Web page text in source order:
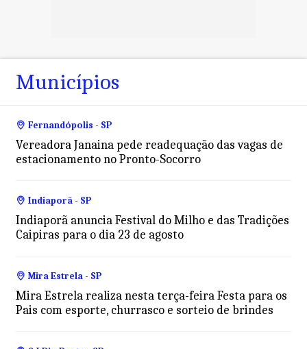
Municípios
Fernandópolis - SP
Vereadora Janaina pede readequação das vagas de
estacionamento no Pronto-Socorro
Indiaporã - SP
Indiaporã anuncia Festival do Milho e das Tradições
Caipiras para o dia 23 de agosto
Mira Estrela - SP
Mira Estrela realiza nesta terça-feira Festa para os
Pais com esporte, churrasco e sorteio de brindes